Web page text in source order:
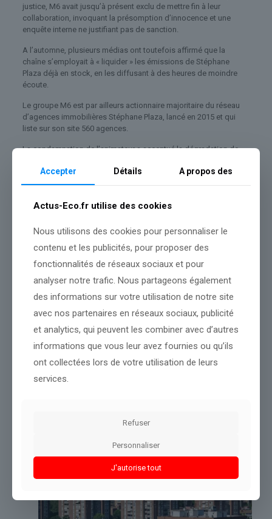
justice, M6 avait jusqu’à présent exclu de mettre fin à leur
collaboration, invoquant la présomption d’innocence et une
enquête interne ne justifiant pas de sanction.
A l’automne, plusieurs médias ont toutefois affirmé que la
chaîne s’employait à « liquider » les émissions de Stéphane
Plaza déjà en stock, en les diffusant à des heures de moindre
écoute.
Le groupe M6 est par ailleurs actionnaire majoritaire du réseau
d’agences immobilières Stéphane Plaza, lancé en 2015 et qui
liste sur son site 560 agences.
La condamnation de l’animateur a accentué la dégradation de
dizaines de franchisés qui souhaitent le quitter, selon leurs
avocats.
Sollicité sur ce point, M6 n’a pas commenté.
Violences conjugales: Stéphane Plaza condamné à 12 mois
d’emprisonnement avec sursis
Source :www.brut.media
Une information à suivre dans les jours à venir.
Partager le contenu
Accepter Détails A propos des
Actus-Eco.fr utilise des cookies
Nous utilisons des cookies pour personnaliser le
contenu et les publicités, pour proposer des
fonctionnalités de réseaux sociaux et pour
analyser notre trafic. Nous partageons également
des informations sur votre utilisation de notre site
avec nos partenaires en réseaux sociaux, publicité
et analytics, qui peuvent les combiner avec d’autres
informations que vous leur avez fournies ou qu’ils
ont collectées lors de votre utilisation de leurs
services.
Refuser
Personnaliser
J'autorise tout